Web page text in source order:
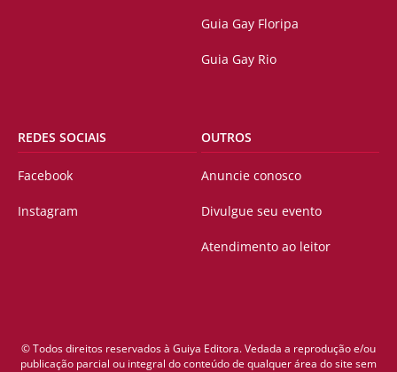
Guia Gay Floripa
Guia Gay Rio
REDES SOCIAIS
Facebook
Instagram
OUTROS
Anuncie conosco
Divulgue seu evento
Atendimento ao leitor
© Todos direitos reservados à Guiya Editora. Vedada a reprodução e/ou
publicação parcial ou integral do conteúdo de qualquer área do site sem